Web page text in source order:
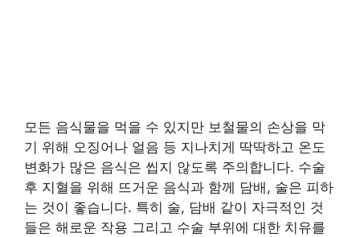
모든 음식물을 먹을 수 있지만 보철물의 손상을 막
기 위해 오징어나 얼음 등 지나치게 딱딱하고 온도
변화가 많은 음식은 씹지 않도록 주의합니다. 수술
후 지혈을 위해 뜨거운 음식과 함께 담배, 술은 피하
는 것이 좋습니다. 특히 술, 담배 같이 자극적인 것
들은 해로운 작용 그리고 수술 부위에 대한 치유를